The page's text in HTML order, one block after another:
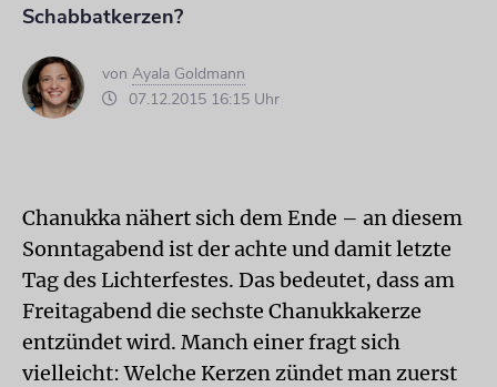
Schabbatkerzen?
von Ayala Goldmann
07.12.2015 16:15 Uhr
Chanukka nähert sich dem Ende – an diesem
Sonntagabend ist der achte und damit letzte
Tag des Lichterfestes. Das bedeutet, dass am
Freitagabend die sechste Chanukkakerze
entzündet wird. Manch einer fragt sich
vielleicht: Welche Kerzen zündet man zuerst